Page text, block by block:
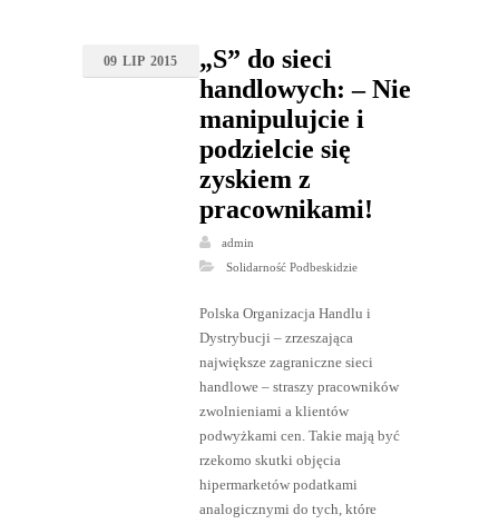
09 LIP 2015
„S” do sieci
handlowych: – Nie
manipulujcie i
podzielcie się
zyskiem z
pracownikami!
admin
Solidarność Podbeskidzie
Polska Organizacja Handlu i
Dystrybucji – zrzeszająca
największe zagraniczne sieci
handlowe – straszy pracowników
zwolnieniami a klientów
podwyżkami cen. Takie mają być
rzekomo skutki objęcia
hipermarketów podatkami
analogicznymi do tych, które